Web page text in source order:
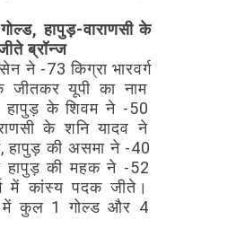
हापुड़-वाराणसीके
ब्रॉन्ज
ने-73 किग्राभारवर्ग
जीतकर यूपी का नाम
हापुड़केशिवम ने -50
के शनियादव ने
हापुड़ की असमाने-40
हापुड़की महकने -52
में कांस्यपदकजीते।
कुल 1 गोल्डऔर 4